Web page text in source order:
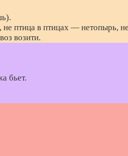
птица в птицах — нетопырь,
возити.
бьет.